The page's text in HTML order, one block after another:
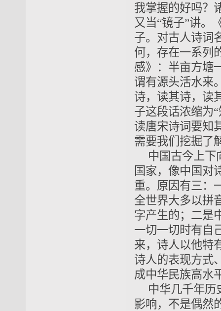
我掌握的好吗？
又当“镜子”讲。
子。对古人诗词
何，存在一系列
感》：半亩方塘
谓有源头活水来
诗，读其诗，读
子这段话浓缩为
读唐宋诗词要知
需要我们挖掘了
中国古今上下
国家，像中国对
重。原因有三：
全世界大多以拼
字产生的；二是
一切一切时有自
来，诗人以他特
诗人的表现方式
成中华民族高水
中华几千年历
影响，不是偶然